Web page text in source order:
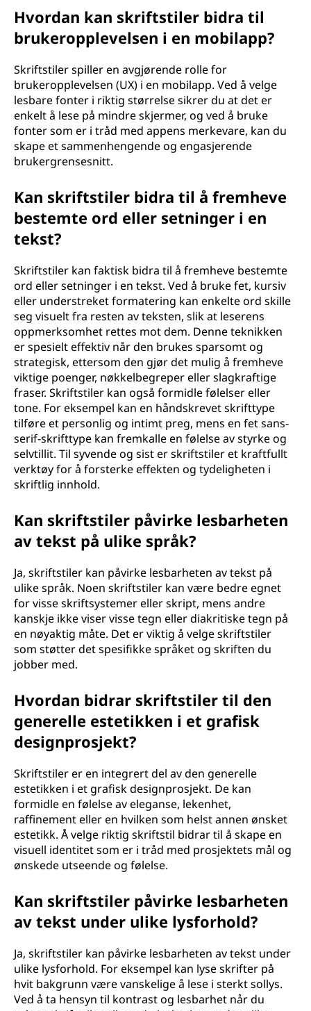
Hvordan kan skriftstiler bidra til
brukeropplevelsen i en mobilapp?
Skriftstiler spiller en avgjørende rolle for
brukeropplevelsen (UX) i en mobilapp. Ved å velge
lesbare fonter i riktig størrelse sikrer du at det er
enkelt å lese på mindre skjermer, og ved å bruke
fonter som er i tråd med appens merkevare, kan du
skape et sammenhengende og engasjerende
brukergrensesnitt.
Kan skriftstiler bidra til å fremheve
bestemte ord eller setninger i en
tekst?
Skriftstiler kan faktisk bidra til å fremheve bestemte
ord eller setninger i en tekst. Ved å bruke fet, kursiv
eller understreket formatering kan enkelte ord skille
seg visuelt fra resten av teksten, slik at leserens
oppmerksomhet rettes mot dem. Denne teknikken
er spesielt effektiv når den brukes sparsomt og
strategisk, ettersom den gjør det mulig å fremheve
viktige poenger, nøkkelbegreper eller slagkraftige
fraser. Skriftstiler kan også formidle følelser eller
tone. For eksempel kan en håndskrevet skrifttype
tilføre et personlig og intimt preg, mens en fet sans-
serif-skrifttype kan fremkalle en følelse av styrke og
selvtillit. Til syvende og sist er skriftstiler et kraftfullt
verktøy for å forsterke effekten og tydeligheten i
skriftlig innhold.
Kan skriftstiler påvirke lesbarheten
av tekst på ulike språk?
Ja, skriftstiler kan påvirke lesbarheten av tekst på
ulike språk. Noen skriftstiler kan være bedre egnet
for visse skriftsystemer eller skript, mens andre
kanskje ikke viser visse tegn eller diakritiske tegn på
en nøyaktig måte. Det er viktig å velge skriftstiler
som støtter det spesifikke språket og skriften du
jobber med.
Hvordan bidrar skriftstiler til den
generelle estetikken i et grafisk
designprosjekt?
Skriftstiler er en integrert del av den generelle
estetikken i et grafisk designprosjekt. De kan
formidle en følelse av eleganse, lekenhet,
raffinement eller en hvilken som helst annen ønsket
estetikk. Å velge riktig skriftstil bidrar til å skape en
visuell identitet som er i tråd med prosjektets mål og
ønskede utseende og følelse.
Kan skriftstiler påvirke lesbarheten
av tekst under ulike lysforhold?
Ja, skriftstiler kan påvirke lesbarheten av tekst under
ulike lysforhold. For eksempel kan lyse skrifter på
hvit bakgrunn være vanskelige å lese i sterkt sollys.
Ved å ta hensyn til kontrast og lesbarhet når du